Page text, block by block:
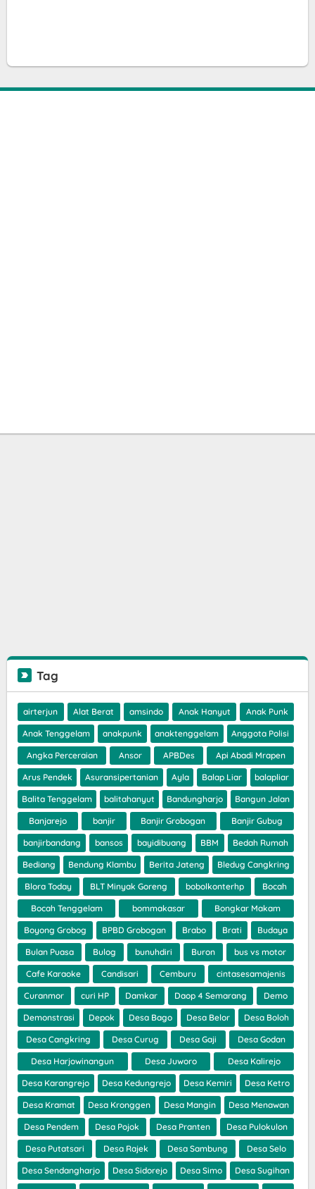
Tag
airterjun Alat Berat amsindo Anak Hanyut Anak Punk
Anak Tenggelam anakpunk anaktenggelam Anggota Polisi
Angka Perceraian Ansor APBDes Api Abadi Mrapen
Arus Pendek Asuransipertanian Ayla Balap Liar balapliar
Balita Tenggelam balitahanyut Bandungharjo Bangun Jalan
Banjarejo banjir Banjir Grobogan Banjir Gubug
banjirbandang bansos bayidibuang BBM Bedah Rumah
Bediang Bendung Klambu Berita Jateng Bledug Cangkring
Blora Today BLT Minyak Goreng bobolkonterhp Bocah
Bocah Tenggelam bommakasar Bongkar Makam
Boyong Grobog BPBD Grobogan Brabo Brati Budaya
Bulan Puasa Bulog bunuhdiri Buron bus vs motor
Cafe Karaoke Candisari Cemburu cintasesamajenis
Curanmor curi HP Damkar Daop 4 Semarang Demo
Demonstrasi Depok Desa Bago Desa Belor Desa Boloh
Desa Cangkring Desa Curug Desa Gaji Desa Godan
Desa Harjowinangun Desa Juworo Desa Kalirejo
Desa Karangrejo Desa Kedungrejo Desa Kemiri Desa Ketro
Desa Kramat Desa Kronggen Desa Mangin Desa Menawan
Desa Pendem Desa Pojok Desa Pranten Desa Pulokulon
Desa Putatsari Desa Rajek Desa Sambung Desa Selo
Desa Sendangharjo Desa Sidorejo Desa Simo Desa Sugihan